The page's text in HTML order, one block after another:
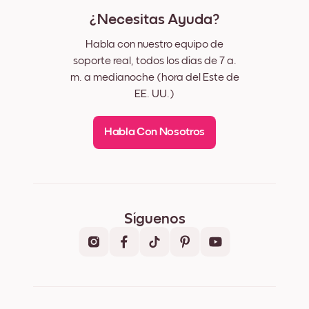
¿Necesitas Ayuda?
Habla con nuestro equipo de
soporte real, todos los días de 7 a.
m. a medianoche (hora del Este de
EE. UU.)
Habla Con Nosotros
Síguenos